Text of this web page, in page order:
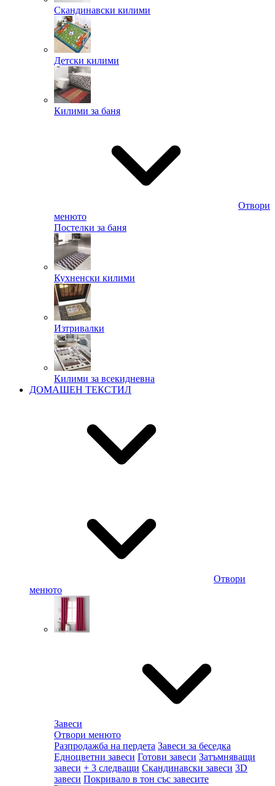
Скандинавски килими
Детски килими
Килими за баня
Отвори
менюто
Постелки за баня
Кухненски килими
Изтривалки
Килими за всекидневна
ДОМАШЕН ТЕКСТИЛ
Отвори
менюто
Завеси
Отвори менюто
Разпродажба на пердета Завеси за беседка
Едноцветни завеси Готови завеси Затъмняващи
завеси + 3 следващи Скандинавски завеси 3D
завеси Покривало в тон със завесите